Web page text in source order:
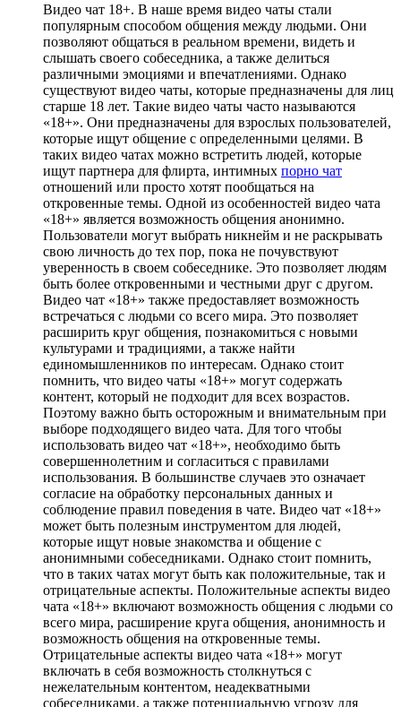
Видео чат 18+. В наше время видео чаты стали
популярным способом общения между людьми. Они
позволяют общаться в реальном времени, видеть и
слышать своего собеседника, а также делиться
различными эмоциями и впечатлениями. Однако
существуют видео чаты, которые предназначены для лиц
старше 18 лет. Такие видео чаты часто называются
«18+». Они предназначены для взрослых пользователей,
которые ищут общение с определенными целями. В
таких видео чатах можно встретить людей, которые
ищут партнера для флирта, интимных порно чат
отношений или просто хотят пообщаться на
откровенные темы. Одной из особенностей видео чата
«18+» является возможность общения анонимно.
Пользователи могут выбрать никнейм и не раскрывать
свою личность до тех пор, пока не почувствуют
уверенность в своем собеседнике. Это позволяет людям
быть более откровенными и честными друг с другом.
Видео чат «18+» также предоставляет возможность
встречаться с людьми со всего мира. Это позволяет
расширить круг общения, познакомиться с новыми
культурами и традициями, а также найти
единомышленников по интересам. Однако стоит
помнить, что видео чаты «18+» могут содержать
контент, который не подходит для всех возрастов.
Поэтому важно быть осторожным и внимательным при
выборе подходящего видео чата. Для того чтобы
использовать видео чат «18+», необходимо быть
совершеннолетним и согласиться с правилами
использования. В большинстве случаев это означает
согласие на обработку персональных данных и
соблюдение правил поведения в чате. Видео чат «18+»
может быть полезным инструментом для людей,
которые ищут новые знакомства и общение с
анонимными собеседниками. Однако стоит помнить,
что в таких чатах могут быть как положительные, так и
отрицательные аспекты. Положительные аспекты видео
чата «18+» включают возможность общения с людьми со
всего мира, расширение круга общения, анонимность и
возможность общения на откровенные темы.
Отрицательные аспекты видео чата «18+» могут
включать в себя возможность столкнуться с
нежелательным контентом, неадекватными
собеседниками, а также потенциальную угрозу для